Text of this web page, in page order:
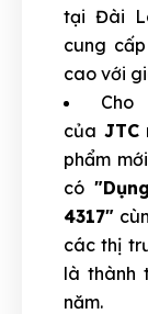
tại Đài
cung
cao với
của JTC
phẩm
có"
4317"
các thị
là thành
năm.